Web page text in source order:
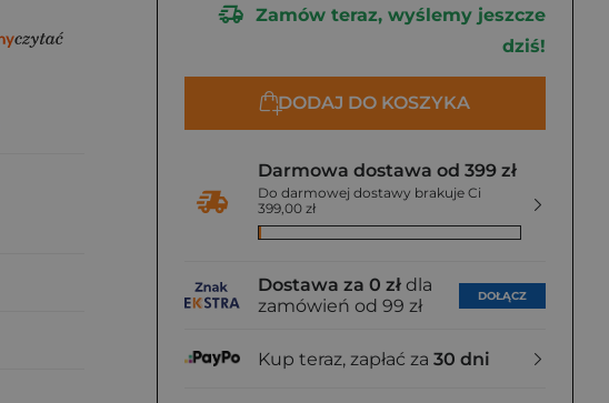
Zamów teraz, wyślemy jeszcze
dziś!
DODAJ DO KOSZYKA
Darmowa dostawa od 399 zł
Do darmowej dostawy brakuje Ci
399,00 zł
Dostawa za 0 zł dla
zamówień od 99 zł
DOŁĄCZ
Kup teraz, zapłać za 30 dni